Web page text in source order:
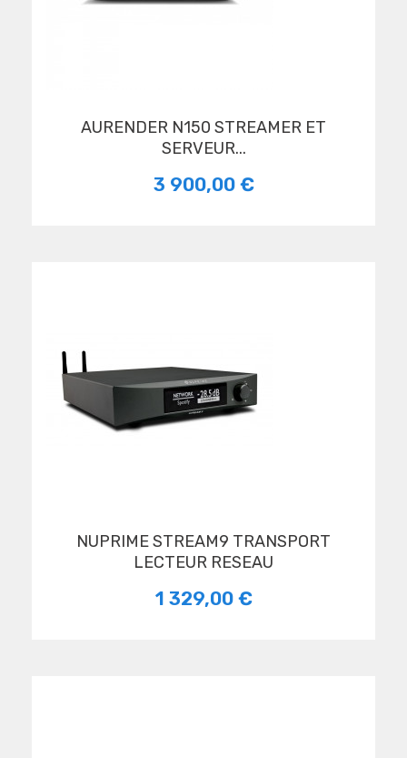
AURENDER N150 STREAMER ET
SERVEUR...
3 900,00 €
NUPRIME STREAM9 TRANSPORT
LECTEUR RESEAU
1 329,00 €